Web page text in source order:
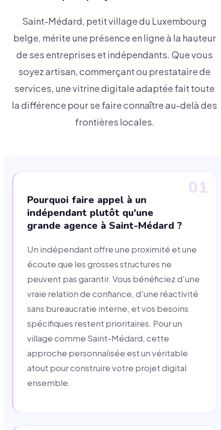
Saint-Médard, petit village du Luxembourg
belge, mérite une présence en ligne à la hauteur
de ses entreprises et indépendants. Que vous
soyez artisan, commerçant ou prestataire de
services, une vitrine digitale adaptée fait toute
la différence pour se faire connaître au-delà des
frontières locales.
01
Pourquoi faire appel à un
indépendant plutôt qu'une
grande agence à Saint-Médard ?
Un indépendant offre une proximité et une
écoute que les grosses structures ne
peuvent pas garantir. Vous bénéficiez d'une
vraie relation de confiance, d'une réactivité
sans bureaucratie interne, et vos besoins
spécifiques restent prioritaires. Pour un
village comme Saint-Médard, cette
approche personnalisée est un véritable
atout pour construire votre projet digital
ensemble.